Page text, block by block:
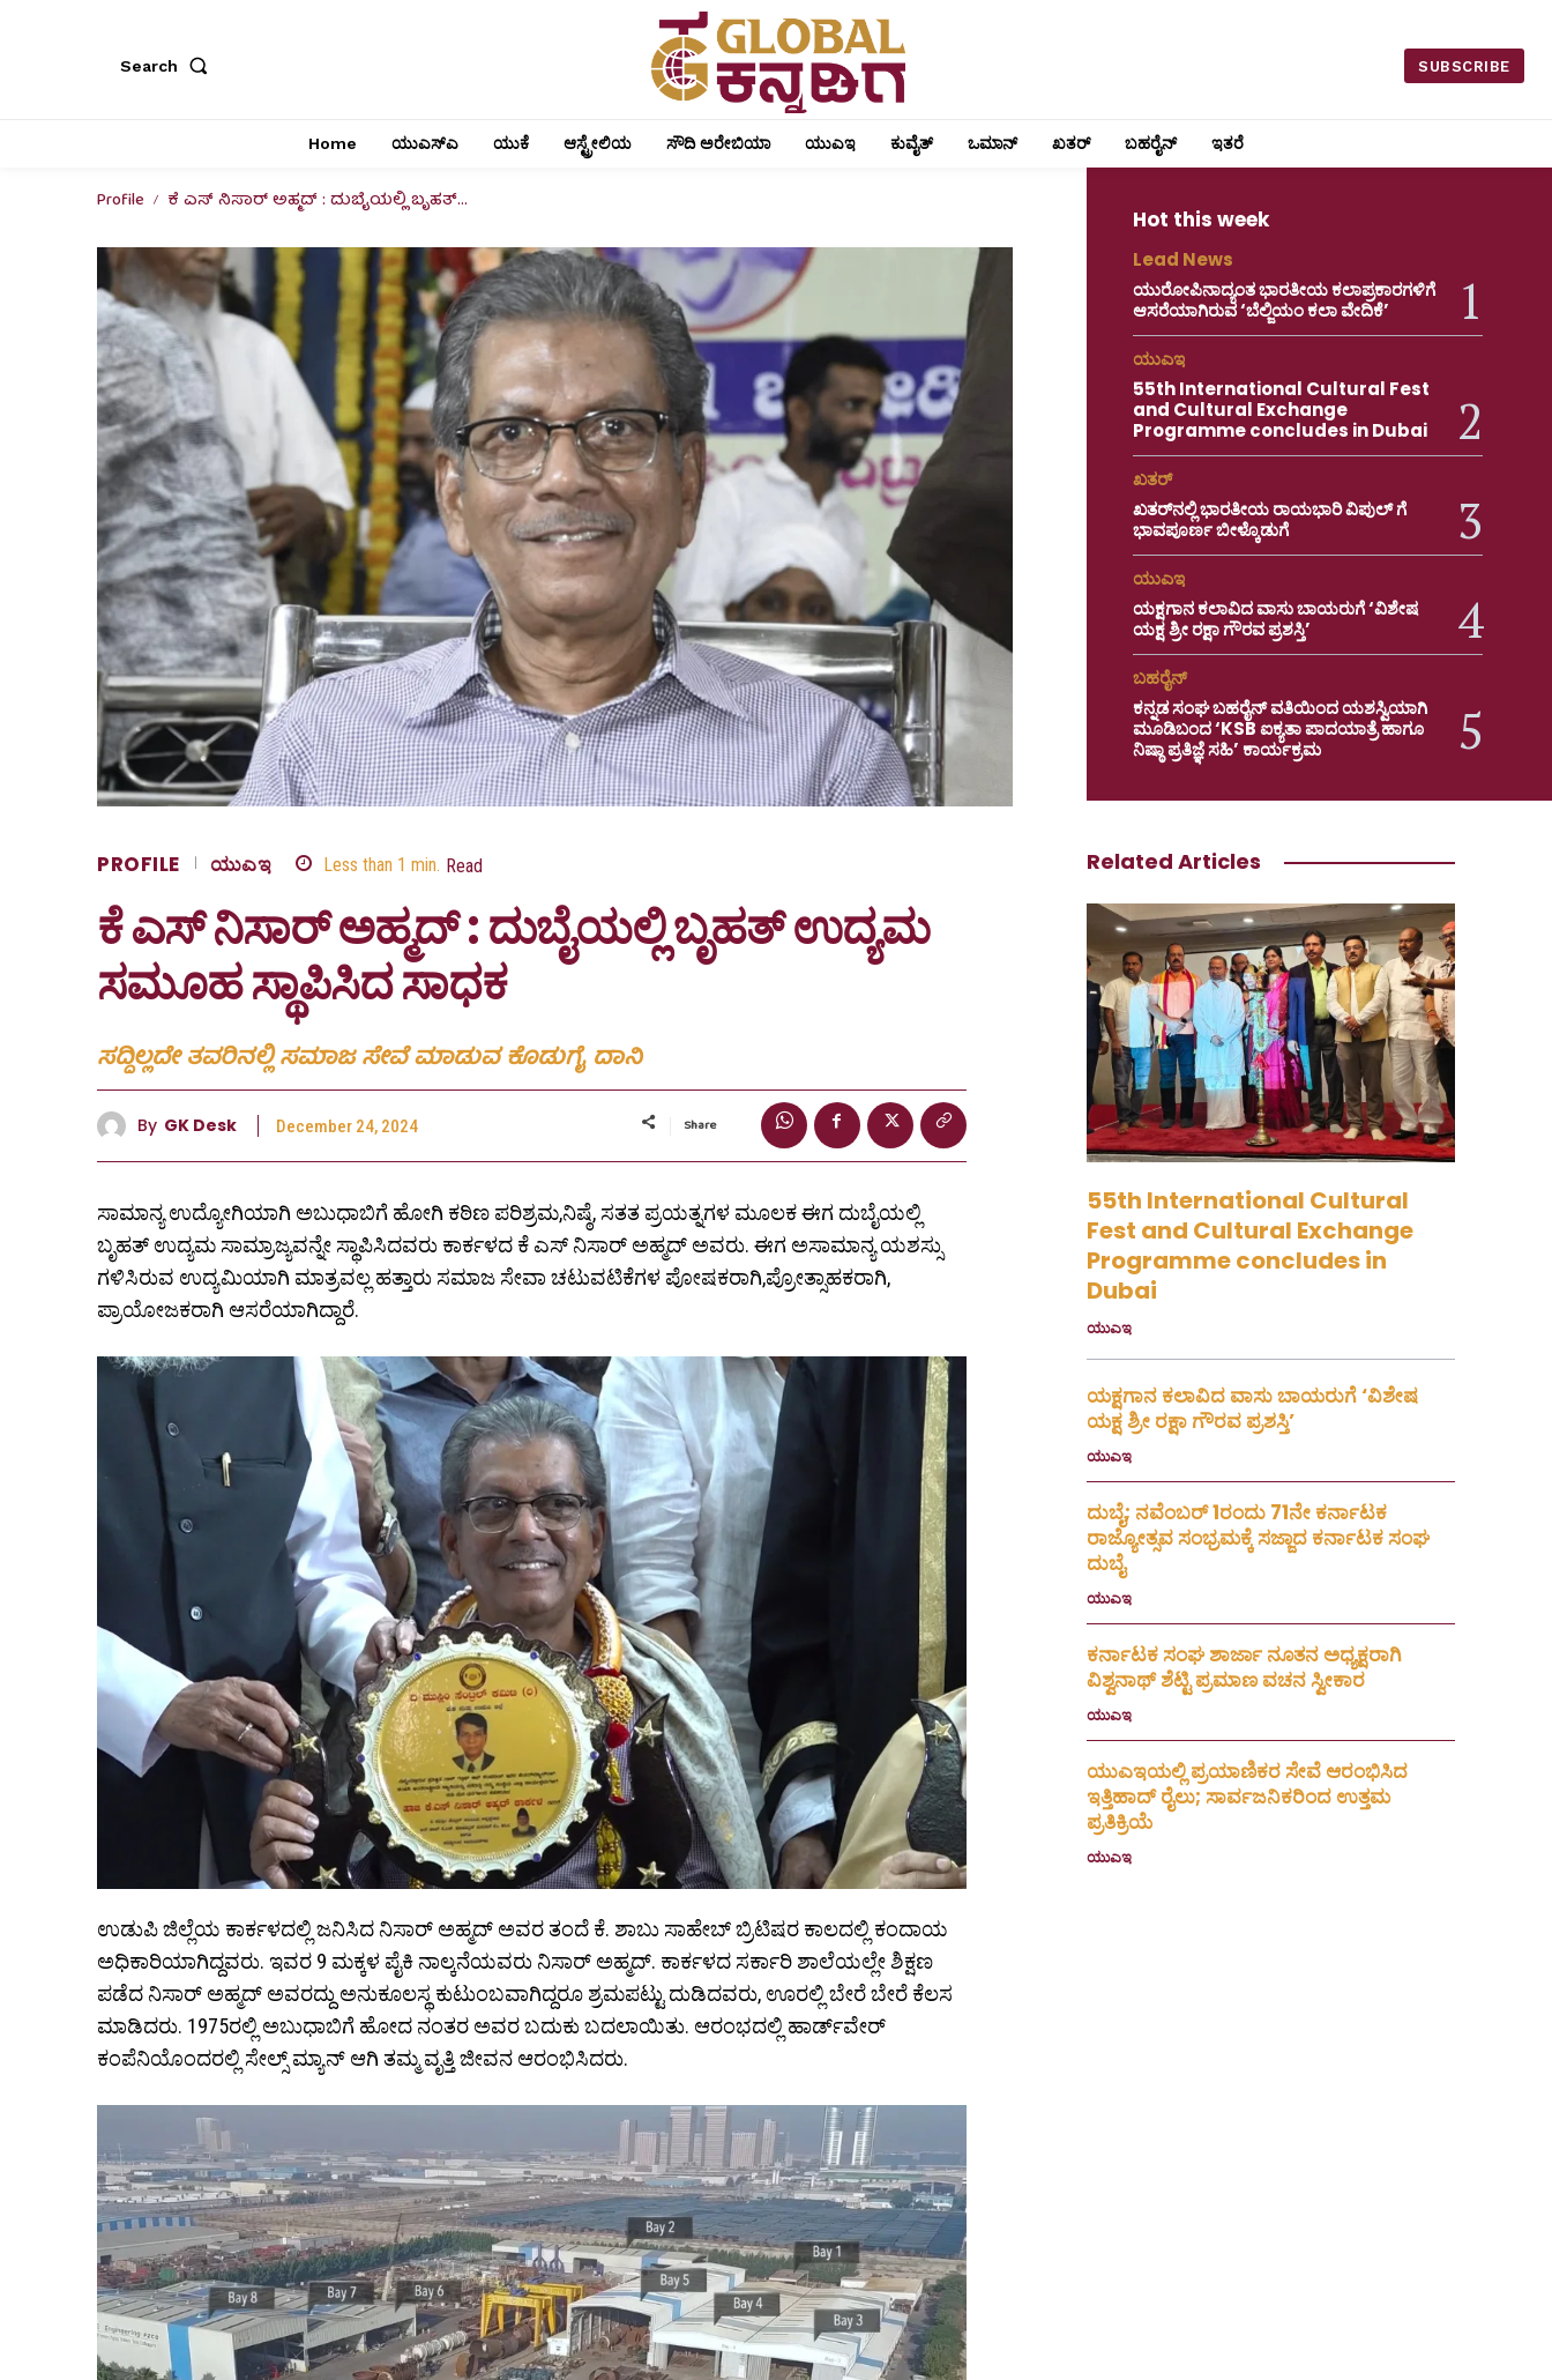
Search SUBSCRIBE
Home ಯುಎಸ್‌ಎ ಯುಕೆ ಆಸ್ಟ್ರೇಲಿಯ ಸೌದಿ ಅರೇಬಿಯಾ ಯುಎಇ ಕುವೈತ್ ಒಮಾನ್ ಖತರ್ ಬಹರೈನ್ ಇತರೆ
Profile ಕೆ ಎಸ್ ನಿಸಾರ್‌ ಅಹ್ಮದ್‌ : ದುಬೈಯಲ್ಲಿ ಬೃಹತ್...
PROFILE ಯುಎಇ Less than 1 min. Read
ಕೆ ಎಸ್ ನಿಸಾರ್‌ ಅಹ್ಮದ್‌ : ದುಬೈಯಲ್ಲಿ ಬೃಹತ್ ಉದ್ಯಮ
ಸಮೂಹ ಸ್ಥಾಪಿಸಿದ ಸಾಧಕ
ಸದ್ದಿಲ್ಲದೇ ತವರಿನಲ್ಲಿ ಸಮಾಜ ಸೇವೆ ಮಾಡುವ ಕೊಡುಗೈ ದಾನಿ
By GK Desk December 24, 2024 Share
ಸಾಮಾನ್ಯ ಉದ್ಯೋಗಿಯಾಗಿ ಅಬುಧಾಬಿಗೆ ಹೋಗಿ ಕಠಿಣ ಪರಿಶ್ರಮ,ನಿಷ್ಠೆ, ಸತತ ಪ್ರಯತ್ನಗಳ ಮೂಲಕ ಈಗ ದುಬೈಯಲ್ಲಿ
ಬೃಹತ್ ಉದ್ಯಮ ಸಾಮ್ರಾಜ್ಯವನ್ನೇ ಸ್ಥಾಪಿಸಿದವರು ಕಾರ್ಕಳದ ಕೆ ಎಸ್ ನಿಸಾರ್ ಅಹ್ಮದ್ ಅವರು. ಈಗ ಅಸಾಮಾನ್ಯ ಯಶಸ್ಸು
ಗಳಿಸಿರುವ ಉದ್ಯಮಿಯಾಗಿ ಮಾತ್ರವಲ್ಲ ಹತ್ತಾರು ಸಮಾಜ ಸೇವಾ ಚಟುವಟಿಕೆಗಳ ಪೋಷಕರಾಗಿ,ಪ್ರೋತ್ಸಾಹಕರಾಗಿ,
ಪ್ರಾಯೋಜಕರಾಗಿ ಆಸರೆಯಾಗಿದ್ದಾರೆ.
ಉಡುಪಿ ಜಿಲ್ಲೆಯ ಕಾರ್ಕಳದಲ್ಲಿ ಜನಿಸಿದ ನಿಸಾರ್‌ ಅಹ್ಮದ್‌ ಅವರ ತಂದೆ ಕೆ. ಶಾಬು ಸಾಹೇಬ್‌ ಬ್ರಿಟಿಷರ ಕಾಲದಲ್ಲಿ ಕಂದಾಯ
ಅಧಿಕಾರಿಯಾಗಿದ್ದವರು. ಇವರ 9 ಮಕ್ಕಳ ಪೈಕಿ ನಾಲ್ಕನೆಯವರು ನಿಸಾರ್ ಅಹ್ಮದ್.‌ ಕಾರ್ಕಳದ ಸರ್ಕಾರಿ ಶಾಲೆಯಲ್ಲೇ ಶಿಕ್ಷಣ
ಪಡೆದ ನಿಸಾರ್‌ ಅಹ್ಮದ್‌ ಅವರದ್ದು ಅನುಕೂಲಸ್ಥ ಕುಟುಂಬವಾಗಿದ್ದರೂ ಶ್ರಮಪಟ್ಟು ದುಡಿದವರು, ಊರಲ್ಲಿ ಬೇರೆ ಬೇರೆ ಕೆಲಸ
ಮಾಡಿದರು. 1975ರಲ್ಲಿ ಅಬುಧಾಬಿಗೆ ಹೋದ ನಂತರ ಅವರ ಬದುಕು ಬದಲಾಯಿತು. ಆರಂಭದಲ್ಲಿ ಹಾರ್ಡ್‌ವೇರ್
ಕಂಪೆನಿಯೊಂದರಲ್ಲಿ ಸೇಲ್ಸ್ ಮ್ಯಾನ್ ಆಗಿ ತಮ್ಮ ವೃತ್ತಿ ಜೀವನ ಆರಂಭಿಸಿದರು.
Hot this week
Lead News
ಯುರೋಪಿನಾದ್ಯಂತ ಭಾರತೀಯ ಕಲಾಪ್ರಕಾರಗಳಿಗೆ
ಆಸರೆಯಾಗಿರುವ ‘ಬೆಲ್ಜಿಯಂ ಕಲಾ ವೇದಿಕೆ’
ಯುಎಇ
55th International Cultural Fest
and Cultural Exchange
Programme concludes in Dubai
ಖತರ್
ಖತರ್‌ನಲ್ಲಿ ಭಾರತೀಯ ರಾಯಭಾರಿ ವಿಪುಲ್ ಗೆ
ಭಾವಪೂರ್ಣ ಬೀಳ್ಕೊಡುಗೆ
ಯುಎಇ
ಯಕ್ಷಗಾನ ಕಲಾವಿದ ವಾಸು ಬಾಯರುಗೆ ‘ವಿಶೇಷ
ಯಕ್ಷ ಶ್ರೀ ರಕ್ಷಾ ಗೌರವ ಪ್ರಶಸ್ತಿ’
ಬಹರೈನ್
ಕನ್ನಡ ಸಂಘ ಬಹರೈನ್ ವತಿಯಿಂದ ಯಶಸ್ವಿಯಾಗಿ
ಮೂಡಿಬಂದ ‘KSB ಐಕ್ಯತಾ ಪಾದಯಾತ್ರೆ ಹಾಗೂ
ನಿಷ್ಠಾ ಪ್ರತಿಜ್ಞೆ ಸಹಿ’ ಕಾರ್ಯಕ್ರಮ
Related Articles
55th International Cultural
Fest and Cultural Exchange
Programme concludes in
Dubai
ಯುಎಇ
ಯಕ್ಷಗಾನ ಕಲಾವಿದ ವಾಸು ಬಾಯರುಗೆ ‘ವಿಶೇಷ
ಯಕ್ಷ ಶ್ರೀ ರಕ್ಷಾ ಗೌರವ ಪ್ರಶಸ್ತಿ’
ಯುಎಇ
ದುಬೈ; ನವೆಂಬರ್ 1ರಂದು 71ನೇ ಕರ್ನಾಟಕ
ರಾಜ್ಯೋತ್ಸವ ಸಂಭ್ರಮಕ್ಕೆ ಸಜ್ಜಾದ ಕರ್ನಾಟಕ ಸಂಘ
ದುಬೈ
ಯುಎಇ
ಕರ್ನಾಟಕ ಸಂಘ ಶಾರ್ಜಾ ನೂತನ ಅಧ್ಯಕ್ಷರಾಗಿ
ವಿಶ್ವನಾಥ್ ಶೆಟ್ಟಿ ಪ್ರಮಾಣ ವಚನ ಸ್ವೀಕಾರ
ಯುಎಇ
ಯುಎಇಯಲ್ಲಿ ಪ್ರಯಾಣಿಕರ ಸೇವೆ ಆರಂಭಿಸಿದ
ಇತ್ತಿಹಾದ್ ರೈಲು; ಸಾರ್ವಜನಿಕರಿಂದ ಉತ್ತಮ
ಪ್ರತಿಕ್ರಿಯೆ
ಯುಎಇ